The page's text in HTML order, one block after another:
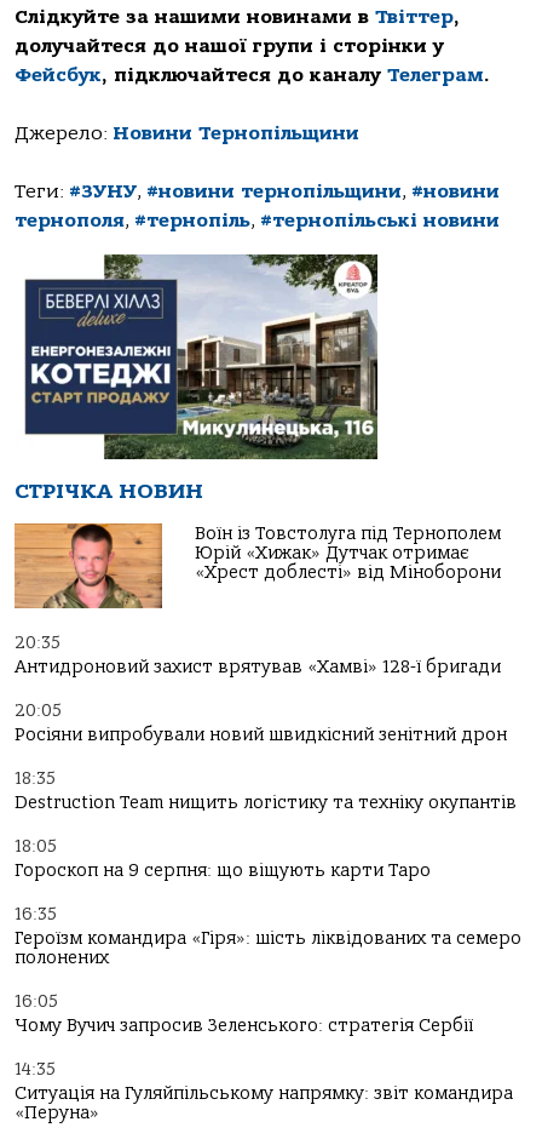
Слідкуйте за нашими новинами в Твіттер,
долучайтеся до нашої групи і сторінки у
Фейсбук, підключайтеся до каналу Телеграм.
Джерело: Новини Тернопільщини
Теги: #ЗУНУ, #новини тернопільщини, #новини
тернополя, #тернопіль, #тернопільські новини
СТРІЧКА НОВИН
Воїн із Товстолуга під Тернополем
Юрій «Хижак» Дутчак отримає
«Хрест доблесті» від Міноборони
20:35
Антидроновий захист врятував «Хамві» 128-ї бригади
20:05
Росіяни випробували новий швидкісний зенітний дрон
18:35
Destruction Team нищить логістику та техніку окупантів
18:05
Гороскоп на 9 серпня: що віщують карти Таро
16:35
Героїзм командира «Гіря»: шість ліквідованих та семеро
полонених
16:05
Чому Вучич запросив Зеленського: стратегія Сербії
14:35
Ситуація на Гуляйпільському напрямку: звіт командира
«Перуна»